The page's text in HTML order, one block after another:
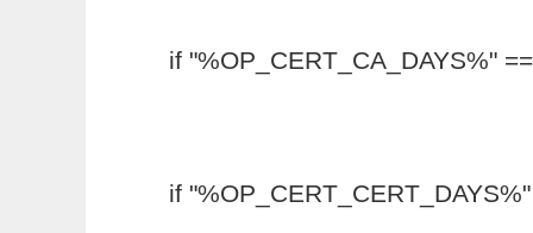
if "%OP_CERT_CA_DAYS%"
if